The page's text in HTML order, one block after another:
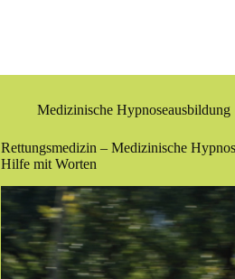
Medizinische Hypnoseausbildung
Rettungsmedizin – Medizinische
Hilfe mit Worten